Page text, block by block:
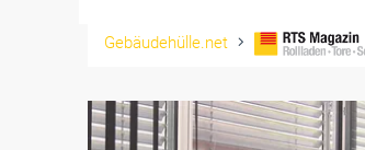
Gebäudehülle.net